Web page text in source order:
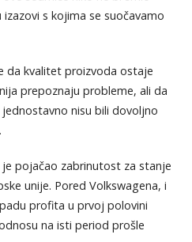
s kojima se suočavamo
da kvalitet proizvoda ostaje
prepoznaju probleme, ali da
nisu bili dovoljno
pojačao zabrinutost za stanje
unije. Pored Volkswagena, i
profita u prvoj polovini
na isti period prošle